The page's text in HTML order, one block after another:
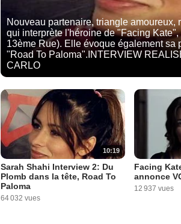
Nouveau partenaire, triangle
qui interprète l'héroine de "Facing
13ème Rue). Elle évoque également
"Road To Paloma".INTERVIEW
CARLO
10:19
Sarah Shahi Interview 2: Du
Plomb dans la tête, Road To
Paloma
64 032 vues
Facing
annonce
12 937 vues